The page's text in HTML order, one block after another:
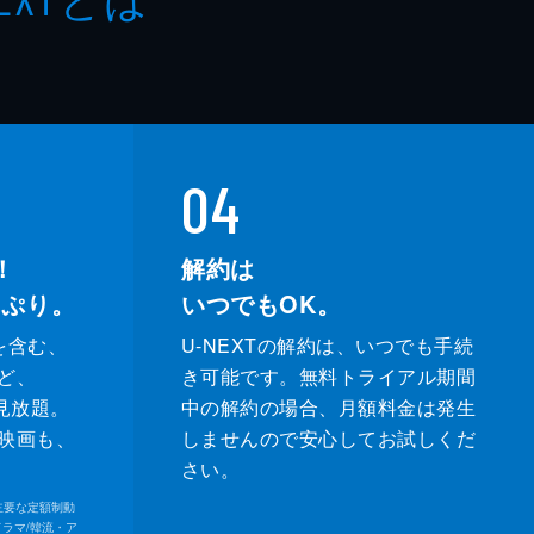
！
り。
む、
題。
も、
な定額制動
マ/韓流・ア
04
解約は
いつでもOK。
U-NEXTの解約は、いつでも手続
き可能です。無料トライアル期間
中の解約の場合、月額料金は発生
しませんので安心してお試しくだ
さい。